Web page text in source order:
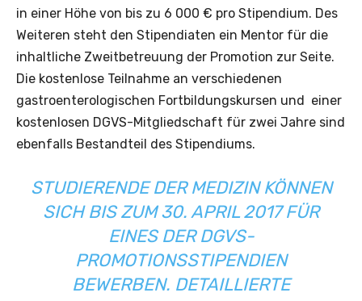
in einer Höhe von bis zu 6 000 € pro Stipendium. Des
Weiteren steht den Stipendiaten ein Mentor für die
inhaltliche Zweitbetreuung der Promotion zur Seite.
Die kostenlose Teilnahme an verschiedenen
gastroenterologischen Fortbildungskursen und einer
kostenlosen DGVS-Mitgliedschaft für zwei Jahre sind
ebenfalls Bestandteil des Stipendiums.
STUDIERENDE DER MEDIZIN KÖNNEN
SICH BIS ZUM 30. APRIL 2017 FÜR
EINES DER DGVS-
PROMOTIONSSTIPENDIEN
BEWERBEN. DETAILLIERTE